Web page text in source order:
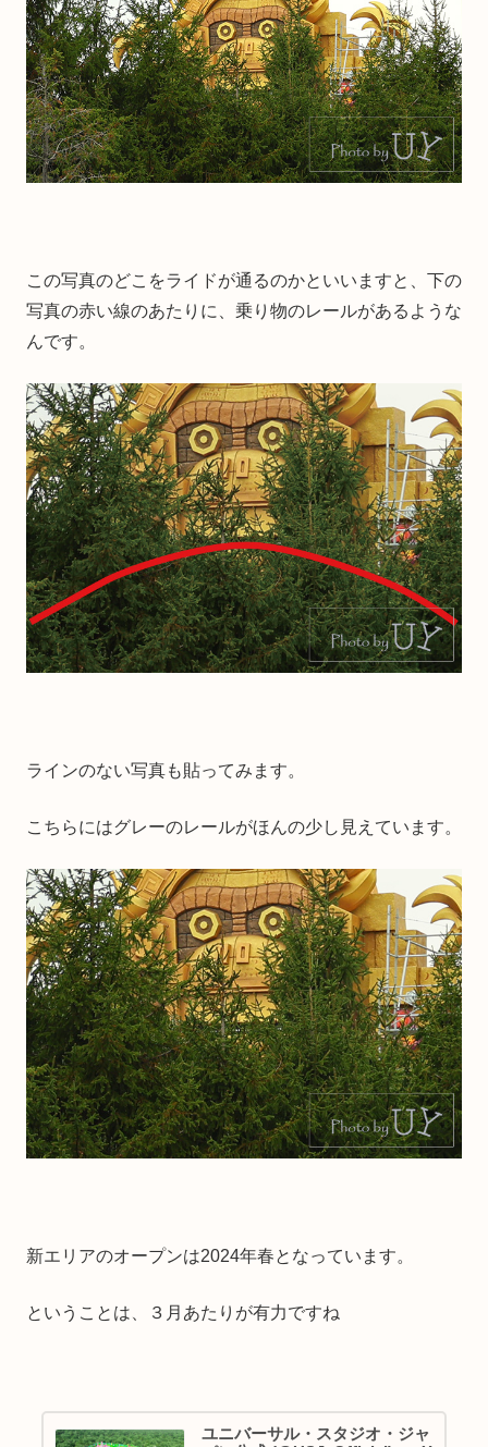
この写真のどこをライドが通るのかといいますと、下の
写真の赤い線のあたりに、乗り物のレールがあるような
んです。
ラインのない写真も貼ってみます。
こちらにはグレーのレールがほんの少し見えています。
新エリアのオープンは2024年春となっています。
ということは、３月あたりが有力ですね
ユニバーサル・スタジオ・ジャ